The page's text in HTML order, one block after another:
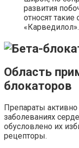
развития
относят такие
«Карведилол».
Область
блокаторов
Препараты
заболеваниях
обусловлено их
рецепторы.